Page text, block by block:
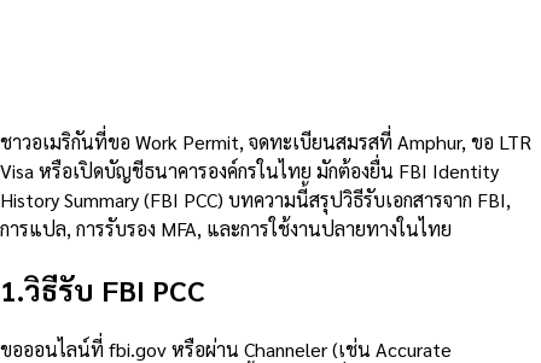
ชาวอเมริกันที่ขอ Work Permit, จดทะเบียนสมรสที่ Amphur, ขอ LTR
Visa หรือเปิดบัญชีธนาคารองค์กรในไทย มักต้องยื่น FBI Identity
History Summary (FBI PCC) บทความนี้สรุปวิธีรับเอกสารจาก FBI,
การแปล, การรับรอง MFA, และการใช้งานปลายทางในไทย
1.วิธีรับ FBI PCC
ขอออนไลน์ที่ fbi.gov หรือผ่าน Channeler (เช่น Accurate